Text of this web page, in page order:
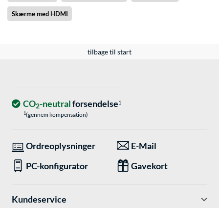
Skærme med HDMI
tilbage til start
CO2-neutralforsendelse1
1(gennem kompensation)
Ordreoplysninger
E-Mail
PC-konfigurator
Gavekort
Kundeservice